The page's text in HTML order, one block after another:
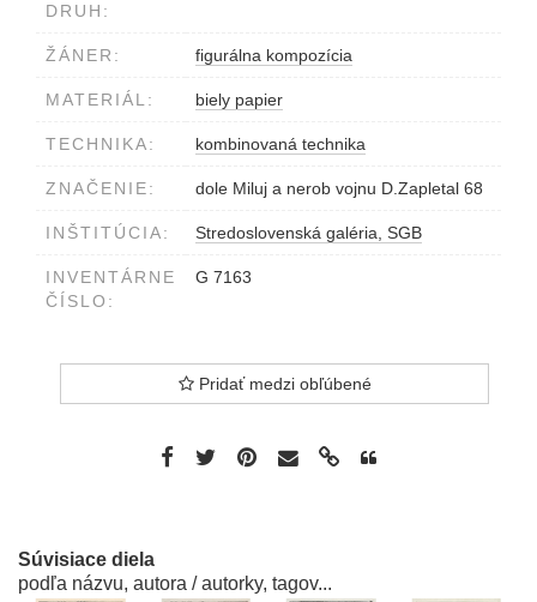
DRUH:
ŽÁNER: figurálna kompozícia
MATERIÁL: biely papier
TECHNIKA: kombinovaná technika
ZNAČENIE: dole Miluj a nerob vojnu D.Zapletal 68
INŠTITÚCIA: Stredoslovenská galéria, SGB
INVENTÁRNE
ČÍSLO:
G 7163
Pridať medzi obľúbené
Súvisiace diela
podľa názvu, autora / autorky, tagov...